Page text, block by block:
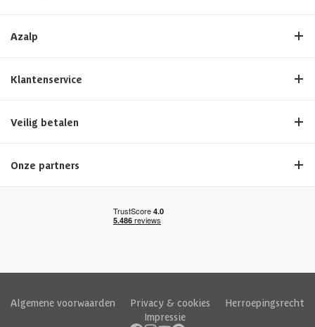
Azalp
Klantenservice
Veilig betalen
Onze partners
Algemene voorwaarden Privacy & cookies
Herroepingsrecht
Impressie